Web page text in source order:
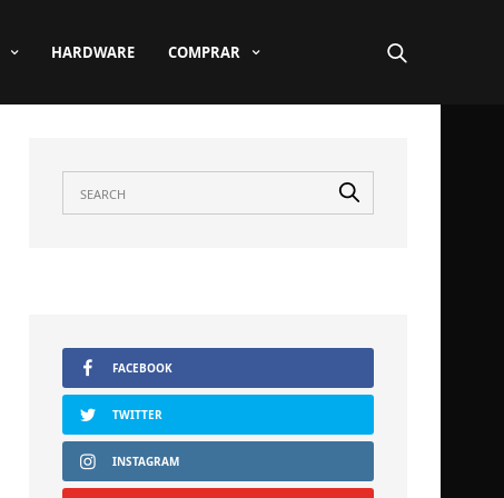
HARDWARE COMPRAR
FACEBOOK
TWITTER
INSTAGRAM